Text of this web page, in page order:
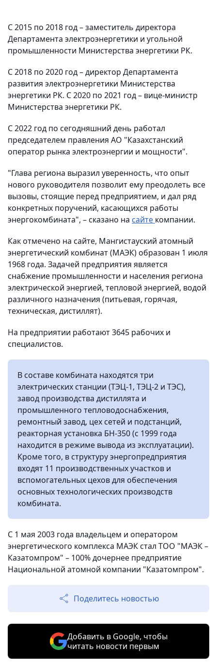
С 2015 по 2018 год – заместитель директора
Департамента электроэнергетики и угольной
промышленности Министерства энергетики РК.
С 2018 по 2020 год – директор Департамента
развития электроэнергетики Министерства
энергетики РК. С 2020 по 2021 год – вице-министр
Министерства энергетики РК.
С 2022 год по сегодняшний день работал
председателем правления АО "Казахстанский
оператор рынка электроэнергии и мощности".
"Глава региона выразил уверенность, что опыт
нового руководителя позволит ему преодолеть все
вызовы, стоящие перед предприятием, и дал ряд
конкретных поручений, касающихся работы
энергокомбината", – сказано на сайте компании.
Как отмечено на сайте, Мангистауский атомный
энергетический комбинат (МАЭК) образован 1 июля
1968 года. Задачей предприятия является
снабжение промышленности и населения региона
электрической энергией, тепловой энергией, водой
различного назначения (питьевая, горячая,
техническая, дистиллят).
На предприятии работают 3645 рабочих и
специалистов.
В составе комбината находятся три
электрических станции (ТЭЦ-1, ТЭЦ-2 и ТЭС),
завод производства дистиллята и
промышленного тепловодоснабжения,
ремонтный завод, цех сетей и подстанций,
реакторная установка БН-350 (с 1999 года
находится в режиме вывода из эксплуатации).
Кроме того, в структуру энергопредприятия
входят 11 производственных участков и
вспомогательных цехов для обеспечения
основных технологических производств
комбината.
С 1 мая 2003 года владельцем и оператором
энергетического комплекса МАЭК стал ТОО "МАЭК –
Казатомпром" – 100% дочернее предприятие
Национальной атомной компании "Казатомпром".
Поделитесь новостью
Добавить в Google, чтобы
читать новости первым